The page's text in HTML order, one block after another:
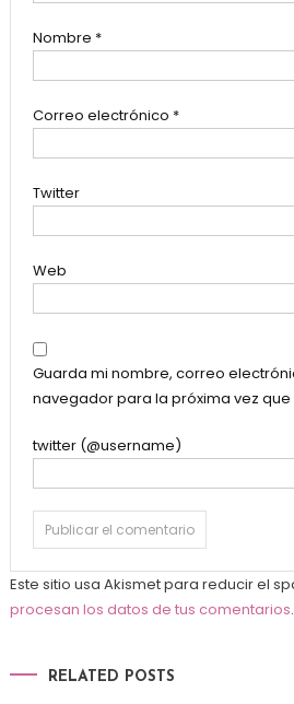
Nombre *
Correo electrónico *
Twitter
Web
Guarda mi nombre, correo
navegador para la próxima vez
twitter (@username)
Este sitio usa Akismet para reducir el
procesan los datos de tus comentarios.
RELATED POSTS